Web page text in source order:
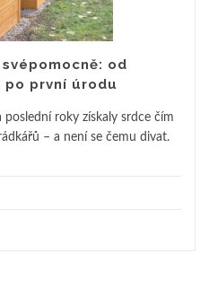
od
po první úrodu
poslední roky získaly srdce čím
– a není se čemu divat.